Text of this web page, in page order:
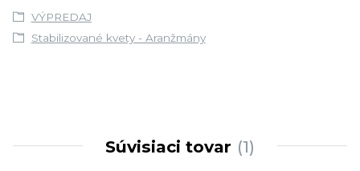
VÝPREDAJ
Stabilizované kvety - Aranžmány
Súvisiaci tovar 1